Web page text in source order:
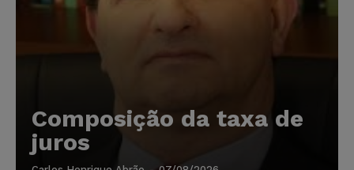
Composição da taxa de
juros